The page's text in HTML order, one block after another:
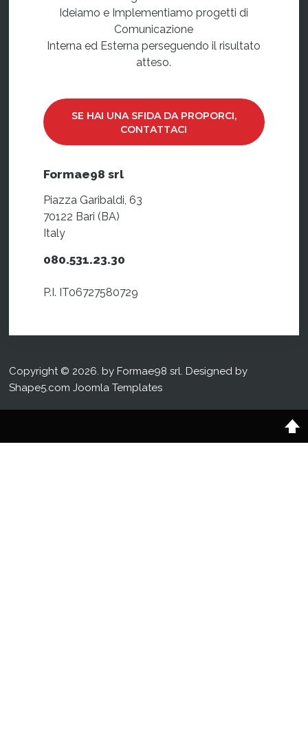
Ideiamo e Implementiamo progetti di
Comunicazione
Interna ed Esterna perseguendo il risultato
atteso.
SE HAI UNA SFIDA DA PROPORCI,
CONTATTACI
Formae98 srl
Piazza Garibaldi, 63
70122 Bari (BA)
Italy
080.531.23.30
P.I. IT06727580729
Copyright © 2026. by Formae98 srl. Designed by
Shape5.comJoomla Templates